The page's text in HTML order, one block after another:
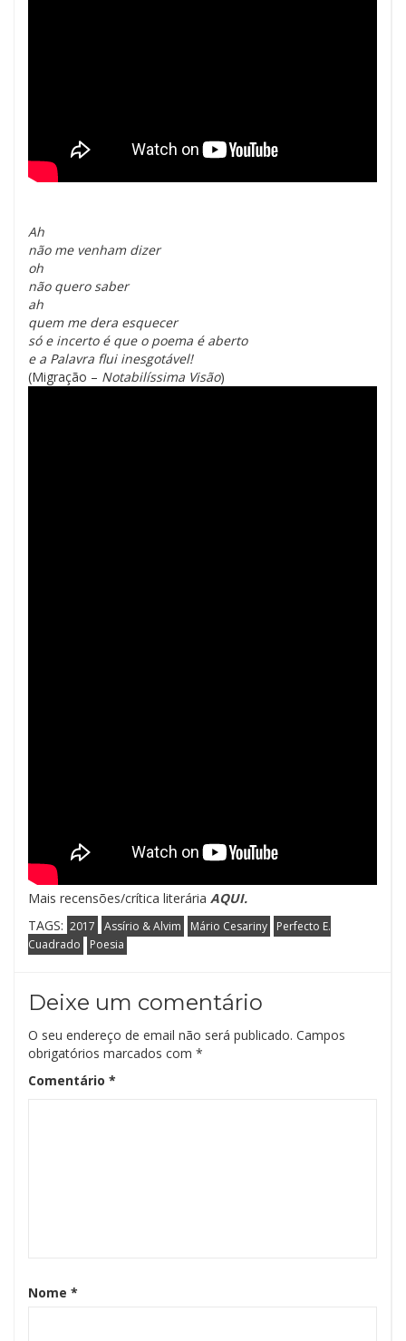
Ah
não me venham dizer
oh
não quero saber
ah
quem me dera esquecer
só e incerto é que o poema é aberto
e a Palavra flui inesgotável!
(Migração – Notabilíssima Visão)
Mais recensões/crítica literária AQUI.
TAGS: 2017 Assírio & Alvim Mário Cesariny
Perfecto E.
Cuadrado
Poesia
Deixe um comentário
O seu endereço de email não será publicado. Campos
obrigatórios marcados com *
Comentário *
Nome *